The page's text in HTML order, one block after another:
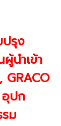
รุง
ผู้นำเข้า
GRACO
ปก
ม